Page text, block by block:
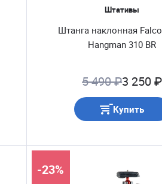
Штативы
Штанга наклонная
Hangman 310 BR
5 490 ₽3 250 ₽
Купить
-23%